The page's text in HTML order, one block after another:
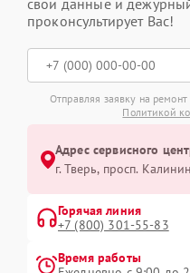
свои данные и
проконсультирует Вас!
Отправляя заявку на
Политикой
Адрес сервисного
г. Тверь, просп.
Горячая линия
+7 (800) 301-55-83
Время работы